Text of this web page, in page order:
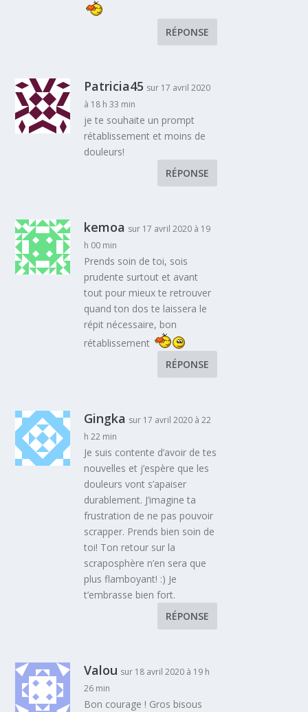
RÉPONSE
Patricia45 sur 17 avril 2020
à 18 h 33 min
je te souhaite un prompt
rétablissement et moins de
douleurs!
RÉPONSE
kemoa sur 17 avril 2020 à 19
h 00 min
Prends soin de toi, sois
prudente surtout et avant
tout pour mieux te retrouver
quand ton dos te laissera le
répit nécessaire, bon
rétablissement
RÉPONSE
Gingka sur 17 avril 2020 à 22
h 22 min
Je suis contente d’avoir de tes
nouvelles et j’espère que les
douleurs vont s’apaiser
durablement. J’imagine ta
frustration de ne pas pouvoir
scrapper. Prends bien soin de
toi! Ton retour sur la
scraposphère n’en sera que
plus flamboyant! :) Je
t’embrasse bien fort.
RÉPONSE
Valou sur 18 avril 2020 à 19 h
26 min
Bon courage ! Gros bisous